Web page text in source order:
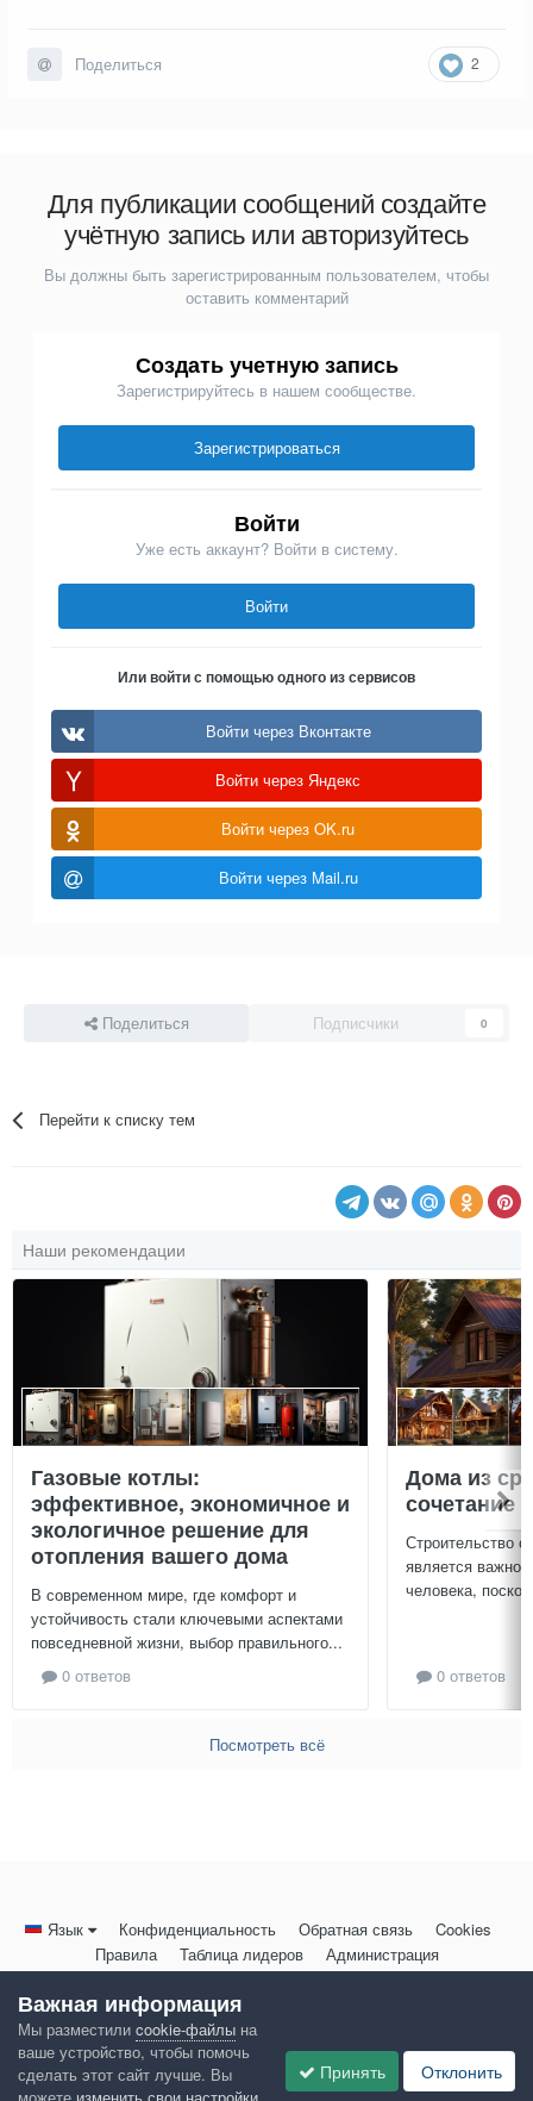
2
Поделиться
Для публикации сообщений создайте
учётную запись или авторизуйтесь
Вы должны быть зарегистрированным пользователем, чтобы
оставить комментарий
Создать учетную запись
Зарегистрируйтесь в нашем сообществе.
Зарегистрироваться
Войти
Уже есть аккаунт? Войти в систему.
Войти
Или войти с помощью одного из сервисов
Войти через Вконтакте
Войти через Яндекс
Войти через OK.ru
Войти через Mail.ru
Поделиться Подписчики 0
Перейти к списку тем
Наши рекомендации
Газовые котлы:
эффективное, экономичное и
экологичное решение для
отопления вашего дома
В современном мире, где комфорт и
устойчивость стали ключевыми аспектами
повседневной жизни, выбор правильного...
0 ответов
Дома из
сочетание
Строительство
является
человека,
0 ответов
Посмотреть всё
Язык Конфиденциальность Обратная связь
Cookies
Правила
Таблица лидеров Администрация
Powered by Invision Community
Важная информация
Мы разместили cookie-файлы на
ваше устройство, чтобы помочь
сделать этот сайт лучше. Вы
Принять Отклонить